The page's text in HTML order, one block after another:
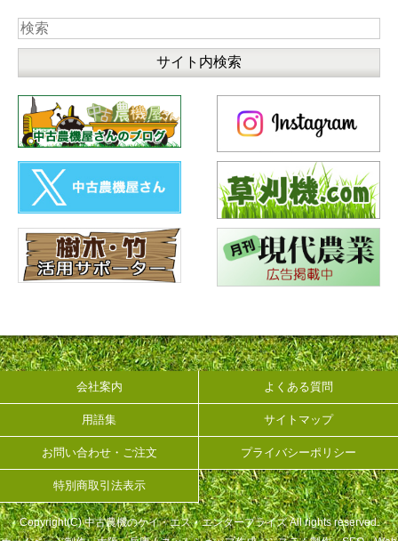
会社案内 よくある質問
用語集 サイトマップ
お問い合わせ・ご注文 プライバシーポリシー
特別商取引法表示
Copyright(C) 中古農機のケイ・エス・エンタープライズ All rights reserved.